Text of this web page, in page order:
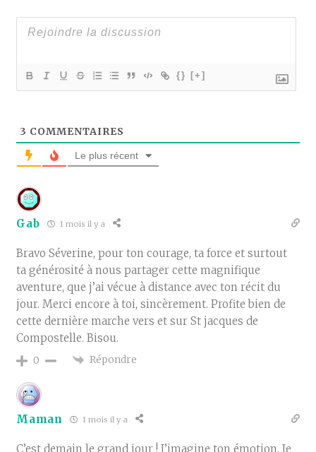
{} [+]
3 COMMENTAIRES
Le plus récent
Gab 1 mois il y a
Bravo Séverine, pour ton courage, ta force et surtout
ta générosité à nous partager cette magnifique
aventure, que j’ai vécue à distance avec ton récit du
jour. Merci encore à toi, sincèrement. Profite bien de
cette dernière marche vers et sur St jacques de
Compostelle. Bisou.
0 Répondre
Maman 1 mois il y a
C’est demain le grand jour ! J’imagine ton émotion. Je